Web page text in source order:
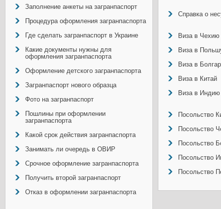
Заполнение анкеты на загранпаспорт
Процедура оформления загранпаспорта
Где сделать загранпаспорт в Украине
Какие документы нужны для
оформления загранпаспорта
Оформление детского загранпаспорта
Загранпаспорт нового образца
Фото на загранпаспорт
Пошлины при оформлении
загранпаспорта
Какой срок действия загранпаспорта
Занимать ли очередь в ОВИР
Срочное оформление загранпаспорта
Получить второй загранпаспорт
Отказ в оформлении загранпаспорта
Справка о
Виза в Чехию
Виза в
Виза в
Виза в Китай
Виза в Индию
Посольство
Посольство
Посольство
Посольство
Посольство